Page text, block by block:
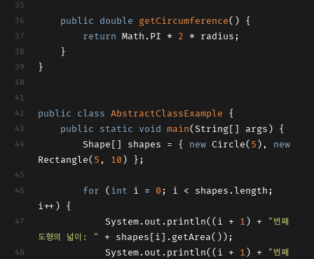
public double getCircumference()
{
return Math.PI * 2 * radius;
	}
}
public class AbstractClassExample
{
public
static void main(String[] args)
{
		Shape[] shapes = {
new Circle(5), new
Rectangle(5 , 10) };
for (int i = 0 ; i < shapes.length;
i++) {
			System.out.println((i +
1) +
"번째
도형의 넓이: "
+ shapes[i].getArea());
			System.out.println((i +
1) +
"번째